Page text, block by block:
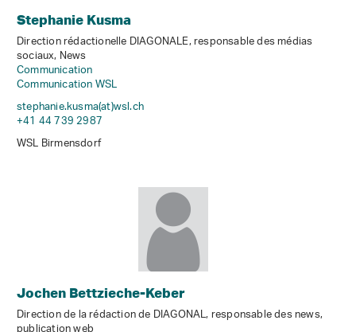
Stephanie Kusma
Direction rédactionelle DIAGONALE, responsable des médias
sociaux, News
Communication
Communication WSL
stephanie.kusma(at)wsl.ch
+41 44 739 2987
WSL Birmensdorf
Jochen Bettzieche-Keber
Direction de la rédaction de DIAGONAL, responsable des news,